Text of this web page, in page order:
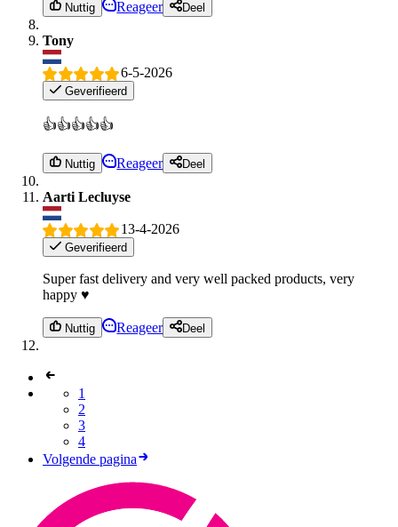
Nuttig Reageer Deel
Tony
6-5-2026
Geverifieerd
👍👍👍👍👍
Nuttig Reageer Deel
Aarti Lecluyse
13-4-2026
Geverifieerd
Super fast delivery and very well packed products, very
happy ♥️
Nuttig Reageer Deel
1
2
3
4
Volgende pagina